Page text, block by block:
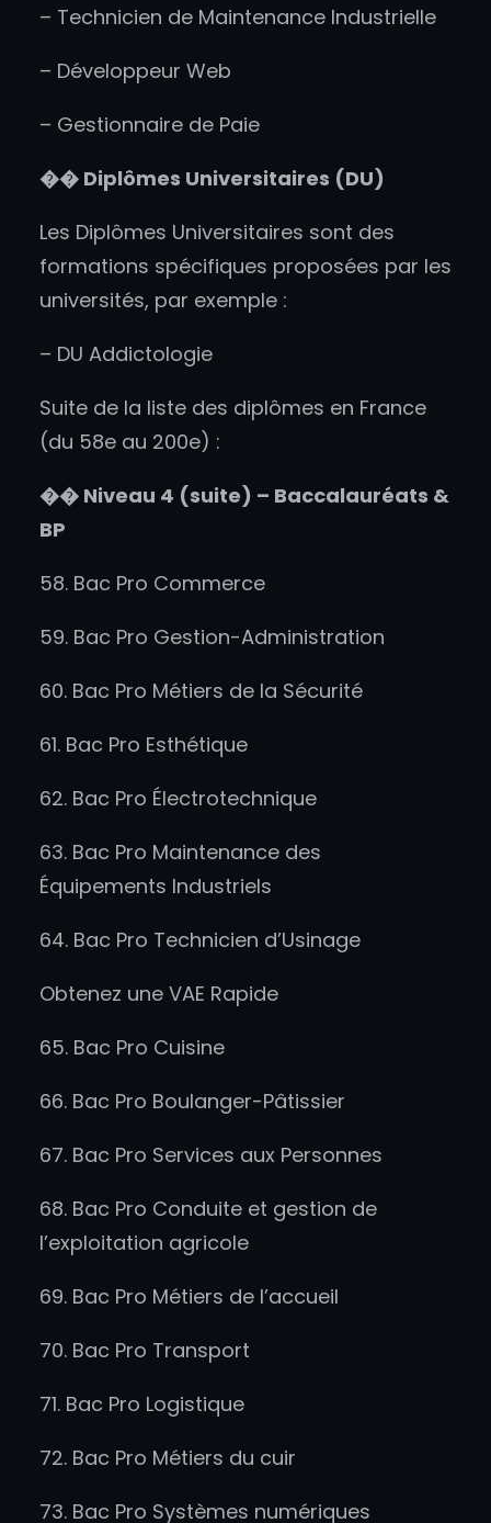
– Technicien de Maintenance Industrielle
– Développeur Web
– Gestionnaire de Paie
�� Diplômes Universitaires (DU)
Les Diplômes Universitaires sont des
formations spécifiques proposées par les
universités, par exemple :
– DU Addictologie
Suite de la liste des diplômes en France
(du 58e au 200e) :
�� Niveau 4 (suite) – Baccalauréats &
BP
58. Bac Pro Commerce
59. Bac Pro Gestion-Administration
60. Bac Pro Métiers de la Sécurité
61. Bac Pro Esthétique
62. Bac Pro Électrotechnique
63. Bac Pro Maintenance des
Équipements Industriels
64. Bac Pro Technicien d’Usinage
Obtenez une VAE Rapide
65. Bac Pro Cuisine
66. Bac Pro Boulanger-Pâtissier
67. Bac Pro Services aux Personnes
68. Bac Pro Conduite et gestion de
l’exploitation agricole
69. Bac Pro Métiers de l’accueil
70. Bac Pro Transport
71. Bac Pro Logistique
72. Bac Pro Métiers du cuir
73. Bac Pro Systèmes numériques